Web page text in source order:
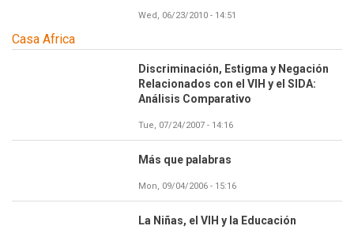
Wed, 06/23/2010 - 14:51
Casa Africa
Discriminación, Estigma y Negación
Relacionados con el VIH y el SIDA:
Análisis Comparativo
Tue, 07/24/2007 - 14:16
Más que palabras
Mon, 09/04/2006 - 15:16
La Niñas, el VIH y la Educación